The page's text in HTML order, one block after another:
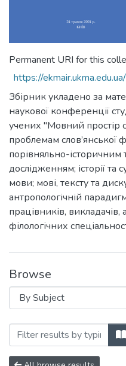
Permanent URI for this
https://
Збірник укладено за
наукової конференції
учених "Мовний простір
проблемам слов’янської
порівняльно-
дослідженням; історії та
мови; мові, тексту та
антропологічній
працівників, викладачів,
філологічних
Browse
Browsing 2024.